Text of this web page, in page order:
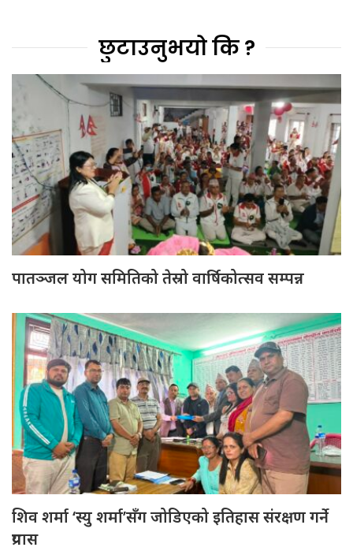
छुटाउनुभयो कि ?
पातञ्जल योग समितिको तेस्रो वार्षिकोत्सव सम्पन्न
शिव शर्मा ‘स्यु शर्मा’सँग जोडिएको इतिहास संरक्षण गर्ने
प्रयास